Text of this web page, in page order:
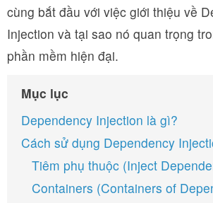
cùng bắt đầu với việc giới thiệu về
Injection và tại sao nó quan trọng
phần mềm hiện đại.
Mục lục
Dependency Injection là gì?
Cách sử dụng Dependency
Tiêm phụ thuộc (Inject
Containers (Containers of